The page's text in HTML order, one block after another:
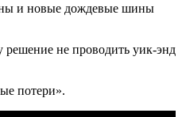
и новые дождевые шины
не проводить уик-энд
потери».